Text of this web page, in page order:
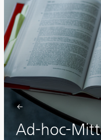
Ad-hoc-